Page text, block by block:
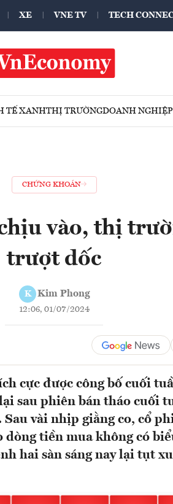
XE VNE TV TECH
TẾ XANHTHỊ TRƯỜNGDOANH NGHIỆP
CHỨNG KHOÁN
vào, thị
trượt dốc
K Kim Phong
12:06, 01/07/2024
cực được công bố cuối
sau phiên bán tháo cuối
vài nhịp giằng co, cổ
dòng tiền mua không có
hai sàn sáng nay lại tụt